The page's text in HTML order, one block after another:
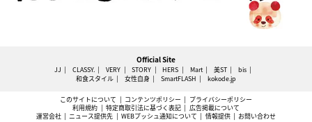
Official Site
JJ CLASSY. VERY STORY HERS Mart 美ST
bis
和食スタイル
女性自身 SmartFLASH kokode.jp
このサイトについて コンテンツポリシー
プライバシーポリシー
利用規約
特定商取引法に基づく表記
広告掲載について
運営会社
ニュース提供先 WEBプッシュ通知について 情報提供 お問い合わせ